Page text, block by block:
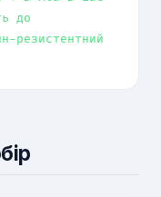
до
резистентний